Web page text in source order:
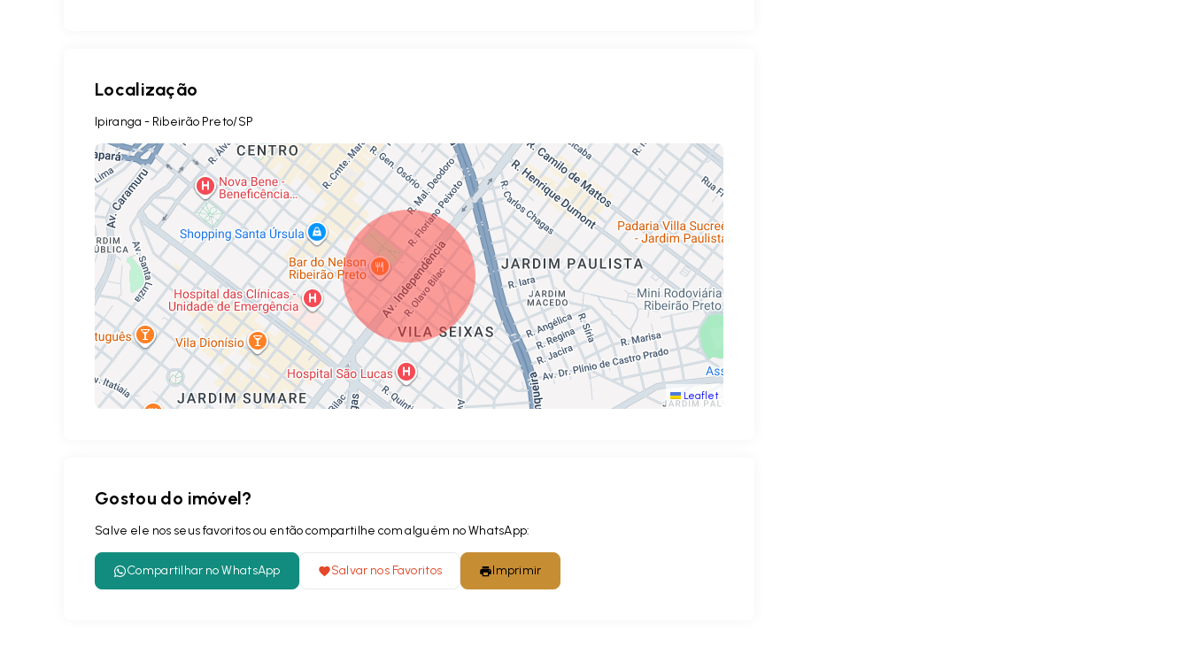
Localização
Ipiranga - Ribeirão Preto/SP
Leaflet
Gostou do imóvel?
Salve ele nos seus favoritos ou então compartilhe com alguém no WhatsApp:
Compartilhar no WhatsApp Salvar nos Favoritos Imprimir